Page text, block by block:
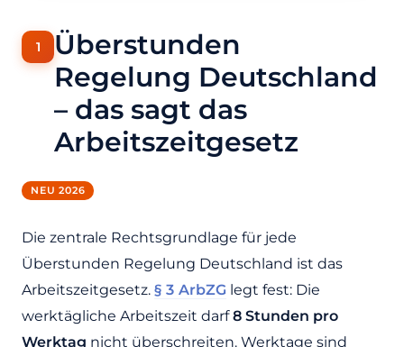
Überstunden
Regelung Deutschland
– das sagt das
Arbeitszeitgesetz
NEU 2026
Die zentrale Rechtsgrundlage für jede
Überstunden Regelung Deutschland ist das
Arbeitszeitgesetz. § 3 ArbZG legt fest: Die
werktägliche Arbeitszeit darf8 Stunden pro
Werktag nicht überschreiten. Werktage sind